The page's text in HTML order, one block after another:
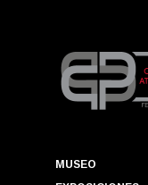
MUSEO